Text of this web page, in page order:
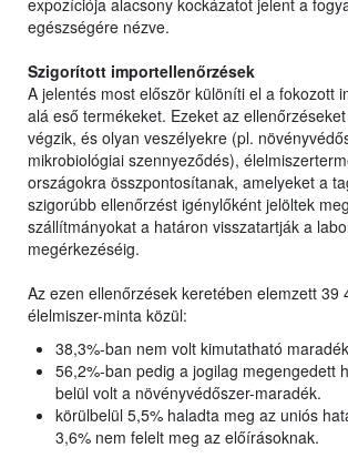
expozíciója alacsony kockázatot jelent a
egészségére nézve.
Szigorított importellenőrzések
A jelentés most először különíti el a fokozott
alá eső termékeket. Ezeket az
végzik, és olyan veszélyekre (pl.
mikrobiológiai szennyeződés),
országokra összpontosítanak, amelyeket a
szigorúbb ellenőrzést igénylőként jelöltek
szállítmányokat a határon visszatartják a
megérkezéséig.
Az ezen ellenőrzések keretében elemzett 39
élelmiszer-minta közül:
38,3%-ban nem volt kimutatható
56,2%-ban pedig a jogilag megengedett
belül volt a növényvédőszer-maradék.
körülbelül 5,5% haladta meg az uniós
3,6% nem felelt meg az előírásoknak.